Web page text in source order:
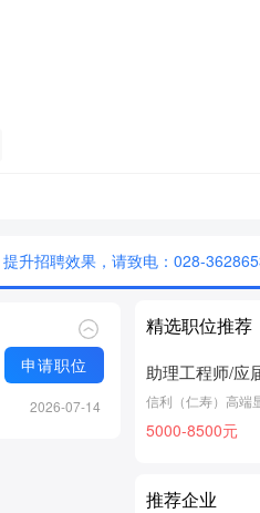
提升招聘效果，请致电：028-
申请职位
2026-07-14
精选职位推荐
助理工程师/应
信利（仁寿）高端
5000-8500元
推荐企业